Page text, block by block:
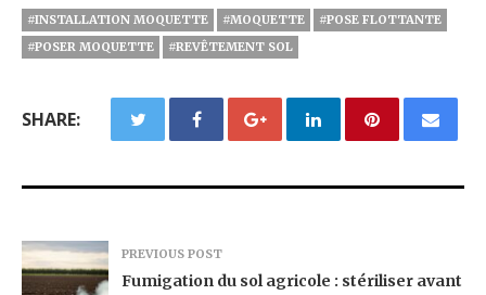
#INSTALLATION MOQUETTE #MOQUETTE
#POSE FLOTTANTE
#POSER MOQUETTE
#REVÊTEMENT SOL
SHARE:
PREVIOUS POST
Fumigation du sol agricole : stériliser avant